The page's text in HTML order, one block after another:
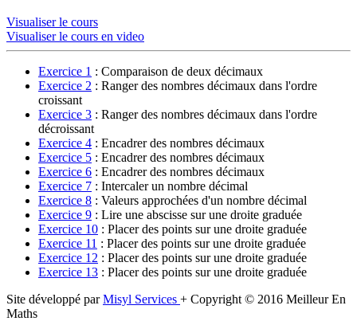
Visualiser le cours
Visualiser le cours en video
Exercice 1 : Comparaison de deux décimaux
Exercice 2 : Ranger des nombres décimaux dans l'ordre
croissant
Exercice 3 : Ranger des nombres décimaux dans l'ordre
décroissant
Exercice 4 : Encadrer des nombres décimaux
Exercice 5 : Encadrer des nombres décimaux
Exercice 6 : Encadrer des nombres décimaux
Exercice 7 : Intercaler un nombre décimal
Exercice 8 : Valeurs approchées d'un nombre décimal
Exercice 9 : Lire une abscisse sur une droite graduée
Exercice 10 : Placer des points sur une droite graduée
Exercice 11 : Placer des points sur une droite graduée
Exercice 12 : Placer des points sur une droite graduée
Exercice 13 : Placer des points sur une droite graduée
Site développé parMisyl Services + Copyright © 2016 Meilleur En
Maths